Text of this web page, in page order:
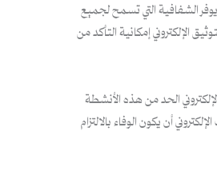
الشفافية التي تسمح لجميع
الإلكتروني إمكانية التأكد من
الحد من هذه الأنشطة
أن يكون الوفاء بالالتزام